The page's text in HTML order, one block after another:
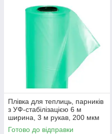
Плівка для теплиць, парників
з УФ-стабілізацією 6 м
ширина, 3 м рукав, 200 мкм
товщина
Готово до відправки